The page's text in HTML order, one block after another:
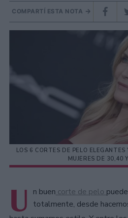
COMPARTÍ ESTA NOTA
LOS 6 CORTES DE PELO
MUJERES DE 30,40
U n buen corte de pelo
totalmente, desde